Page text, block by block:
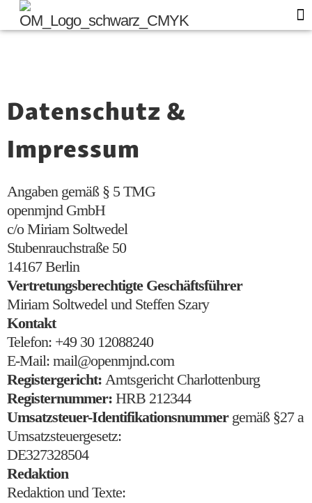
Datenschutz &
Impressum
Angaben gemäß § 5 TMG
openmjnd GmbH
c/o Miriam Soltwedel
Stubenrauchstraße 50
14167 Berlin
Vertretungsberechtigte Geschäftsführer
Miriam Soltwedel und Steffen Szary
Kontakt
Telefon: +49 30 12088240
E-Mail: mail@openmjnd.com
Registergericht: Amtsgericht Charlottenburg
Registernummer: HRB 212344
Umsatzsteuer-Identifikationsnummergemäß §27 a
Umsatzsteuergesetz:
DE327328504
Redaktion
Redaktion und Texte: